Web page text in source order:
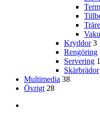
Kryddor 3
Rengöring
Servering
Skärbrädor
Multimedia 38
Övrigt 28